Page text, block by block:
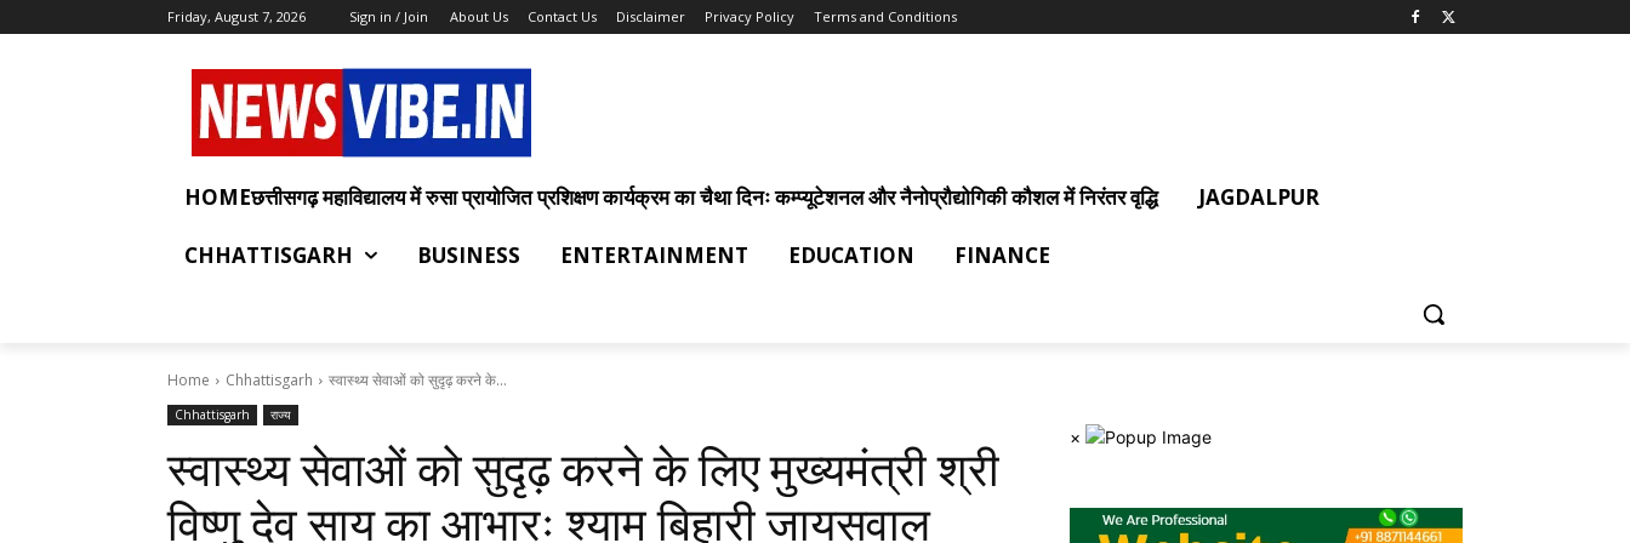
Friday, August 7, 2026 Sign in / Join About Us Contact Us Disclaimer Privacy Policy Terms and Conditions
HOMEछत्तीसगढ़ महाविद्यालय में रुसा प्रायोजित प्रशिक्षण कार्यक्रम का चैथा दिनः कम्प्यूटेशनल और नैनोप्रौद्योगिकी कौशल में निरंतर वृद्धि JAGDALPUR
CHHATTISGARH BUSINESS ENTERTAINMENT EDUCATION FINANCE
Home Chhattisgarh स्वास्थ्य सेवाओं को सुदृढ़ करने के...
Chhattisgarh राज्य
स्वास्थ्य सेवाओं को सुदृढ़ करने के लिए मुख्यमंत्री श्री
विष्णु देव साय का आभारः श्याम बिहारी जायसवाल
×